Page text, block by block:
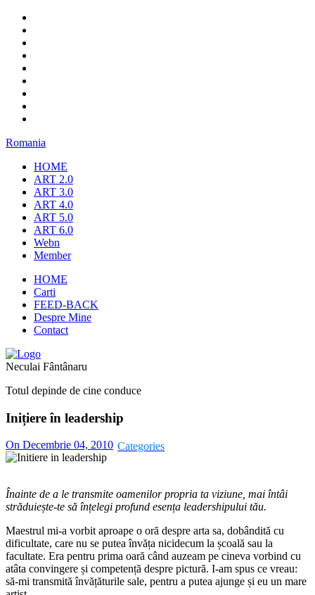
Romania
HOME
ART 2.0
ART 3.0
ART 4.0
ART 5.0
ART 6.0
Webn
Member
HOME
Carti
FEED-BACK
Despre Mine
Contact
Neculai Fântânaru
Totul depinde de cine conduce
Inițiere în leadership
On Decembrie 04, 2010
Înainte de a le transmite oamenilor propria ta viziune, mai întâi
străduiește-te să înțelegi profund esența leadershipului tău.
Maestrul mi-a vorbit aproape o oră despre arta sa, dobândită cu
dificultate, care nu se putea învăța nicidecum la școală sau la
facultate. Era pentru prima oară când auzeam pe cineva vorbind cu
atâta convingere și competență despre pictură. I-am spus ce vreau:
să-mi transmită învățăturile sale, pentru a putea ajunge și eu un mare